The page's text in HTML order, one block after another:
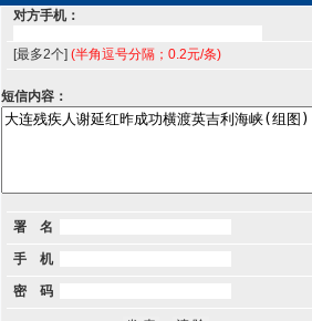
对方手机：
[最多2个] (半角逗号分隔；0.2元/条)
短信内容：
署 名
手 机
密 码